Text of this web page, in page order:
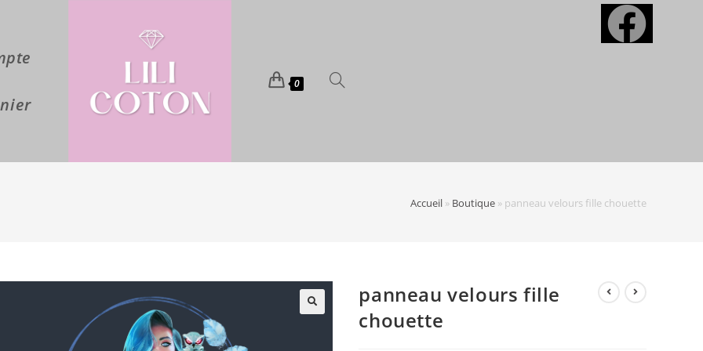
0
Accueil » Boutique » panneau velours fille chouette
panneau velours fille
chouette